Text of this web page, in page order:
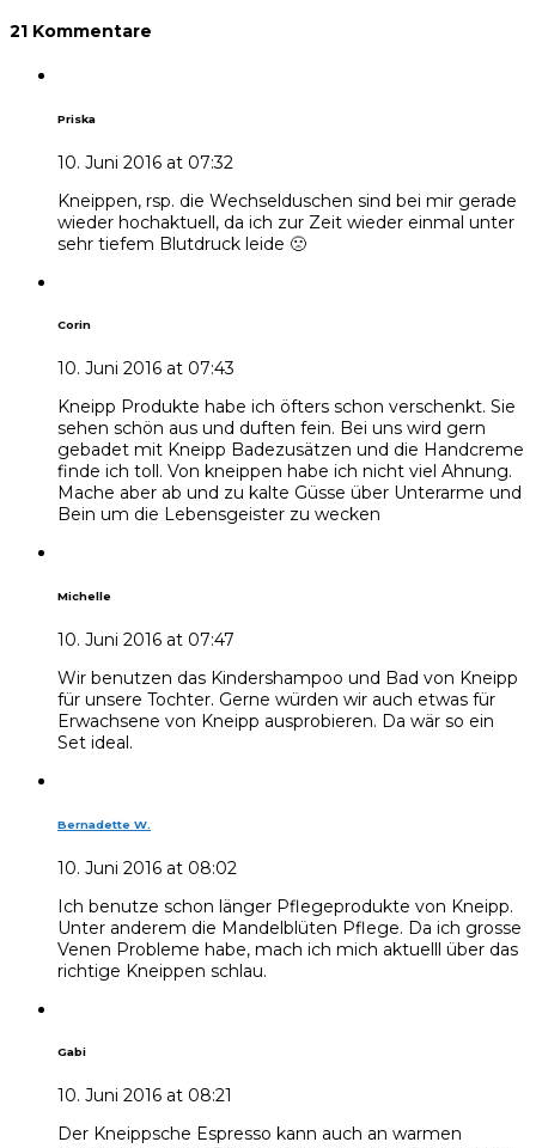
21 Kommentare
Priska
10. Juni 2016 at 07:32
Kneippen, rsp. die Wechselduschen sind bei mir gerade
wieder hochaktuell, da ich zur Zeit wieder einmal unter
sehr tiefem Blutdruck leide 🙁
Corin
10. Juni 2016 at 07:43
Kneipp Produkte habe ich öfters schon verschenkt. Sie
sehen schön aus und duften fein. Bei uns wird gern
gebadet mit Kneipp Badezusätzen und die Handcreme
finde ich toll. Von kneippen habe ich nicht viel Ahnung.
Mache aber ab und zu kalte Güsse über Unterarme und
Bein um die Lebensgeister zu wecken
Michelle
10. Juni 2016 at 07:47
Wir benutzen das Kindershampoo und Bad von Kneipp
für unsere Tochter. Gerne würden wir auch etwas für
Erwachsene von Kneipp ausprobieren. Da wär so ein
Set ideal.
Bernadette W.
10. Juni 2016 at 08:02
Ich benutze schon länger Pflegeprodukte von Kneipp.
Unter anderem die Mandelblüten Pflege. Da ich grosse
Venen Probleme habe, mach ich mich aktuelll über das
richtige Kneippen schlau.
Gabi
10. Juni 2016 at 08:21
Der Kneippsche Espresso kann auch an warmen